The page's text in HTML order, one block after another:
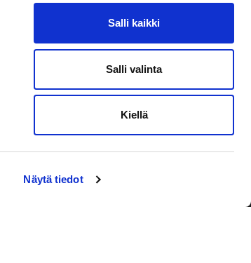
Näytä tiedot
Salli kaikki
Salli valinta
Kiellä
VAASAN SPORT UUTISKIRJE